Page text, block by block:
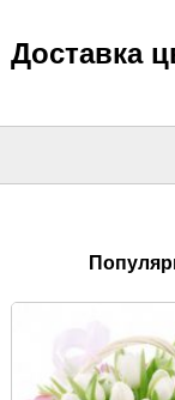
Доставка